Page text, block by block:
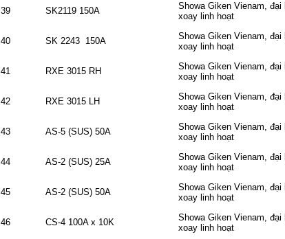
39 SK2119 150A
Showa Giken Vienam,
xoay linh hoạt
40 SK 2243 150A
Showa Giken Vienam,
xoay linh hoạt
41 RXE 3015 RH
Showa Giken Vienam,
xoay linh hoạt
42 RXE 3015 LH
Showa Giken Vienam,
xoay linh hoạt
43 AS-5 (SUS) 50A
Showa Giken Vienam,
xoay linh hoạt
44 AS-2 (SUS) 25A
Showa Giken Vienam,
xoay linh hoạt
45 AS-2 (SUS) 50A
Showa Giken Vienam,
xoay linh hoạt
46 CS-4 100A x 10K
Showa Giken Vienam,
xoay linh hoạt